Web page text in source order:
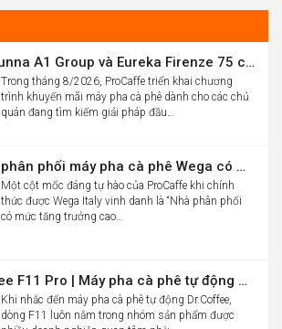
Combo Wega Lunna A1 Group và Eureka Firenze 75 chỉ 61,9 triệu
Trong tháng 8/2026, ProCaffe triển khai chương
trình khuyến mãi máy pha cà phê dành cho các chủ
quán đang tìm kiếm giải pháp đầu…
ProCaffe- Nhà phân phối máy pha cà phê Wega có mức tăng trưởng cao nhất thế giới
Một cột mốc đáng tự hào của ProCaffe khi chính
thức được Wega Italy vinh danh là “Nhà phân phối
có mức tăng trưởng cao…
Review Dr.Coffee F11 Pro | Máy pha cà phê tự động cho văn phòng
Khi nhắc đến máy pha cà phê tự động Dr.Coffee,
dòng F11 luôn nằm trong nhóm sản phẩm được